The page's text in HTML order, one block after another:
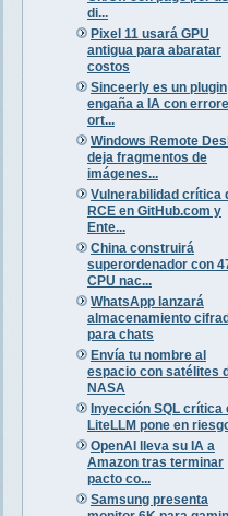
di...
Pixel 11 usará GPU
antigua para abaratar
costos
Sinceerly es un plugin
engaña a IA con
ort...
Windows Remote
deja fragmentos de
imágenes...
Vulnerabilidad crítica
RCE en GitHub.com y
Ente...
China construirá
superordenador con
CPU nac...
WhatsApp lanzará
almacenamiento
para chats
Envía tu nombre al
espacio con satélites
NASA
Inyección SQL crítica
LiteLLM pone en
OpenAI lleva su IA a
Amazon tras terminar
pacto co...
Samsung presenta